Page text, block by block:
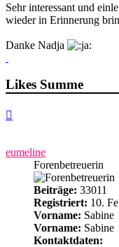
Sehr interessant und
wieder in Erinnerung
Danke Nadja
Likes Summe
eumeline
Forenbetreuerin
Beiträge: 33011
Registriert: 10.
Vorname: Sabine
Vorname: Sabine
Kontaktdaten: